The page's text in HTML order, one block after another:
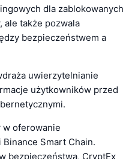
dla zablokowanych
ale także pozwala
bezpieczeństwem a
uwierzytelnianie
użytkowników przed
w oferowanie
Smart Chain.
bezpieczeństwa, CryptEx